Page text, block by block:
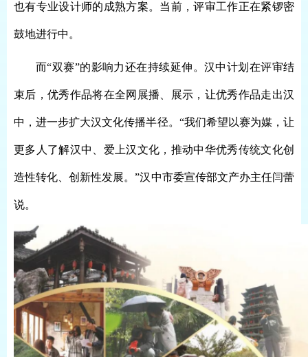
也有专业设计师的成熟方案。当前，评审工作正在紧锣密
鼓地进行中。
而“双赛”的影响力还在持续延伸。汉中计划在评审结
束后，优秀作品将在全网展播、展示，让优秀作品走出汉
中，进一步扩大汉文化传播半径。“我们希望以赛为媒，让
更多人了解汉中、爱上汉文化，推动中华优秀传统文化创
造性转化、创新性发展。”汉中市委宣传部文产办主任闫蕾
说。